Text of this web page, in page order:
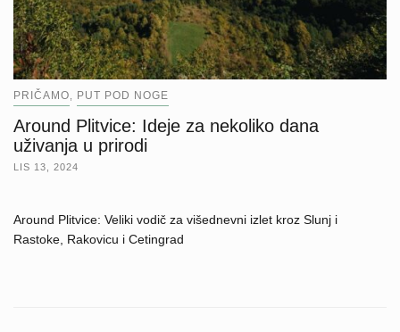
PRIČAMO PUT POD NOGE
Around Plitvice: Ideje za nekoliko dana
uživanja u prirodi
LIS 13, 2024
Around Plitvice: Veliki vodič za višednevni izlet kroz Slunj i
Rastoke, Rakovicu i Cetingrad